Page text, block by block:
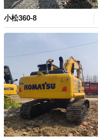
小松360-8